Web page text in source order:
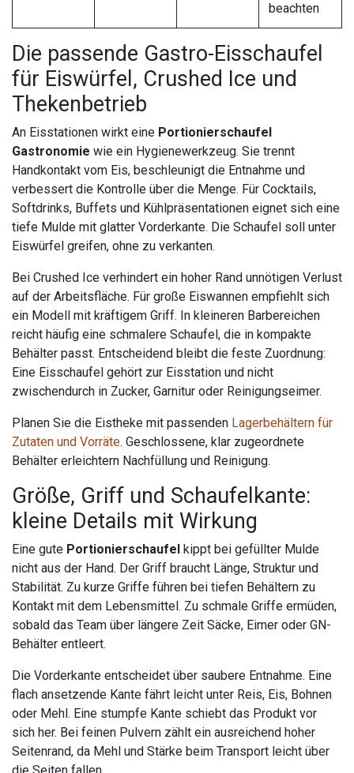
beachten
Die passende Gastro-Eisschaufel
für Eiswürfel, Crushed Ice und
Thekenbetrieb
An Eisstationen wirkt eine Portionierschaufel
Gastronomie wie ein Hygienewerkzeug. Sie trennt
Handkontakt vom Eis, beschleunigt die Entnahme und
verbessert die Kontrolle über die Menge. Für Cocktails,
Softdrinks, Buffets und Kühlpräsentationen eignet sich eine
tiefe Mulde mit glatter Vorderkante. Die Schaufel soll unter
Eiswürfel greifen, ohne zu verkanten.
Bei Crushed Ice verhindert ein hoher Rand unnötigen Verlust
auf der Arbeitsfläche. Für große Eiswannen empfiehlt sich
ein Modell mit kräftigem Griff. In kleineren Barbereichen
reicht häufig eine schmalere Schaufel, die in kompakte
Behälter passt. Entscheidend bleibt die feste Zuordnung:
Eine Eisschaufel gehört zur Eisstation und nicht
zwischendurch in Zucker, Garnitur oder Reinigungseimer.
Planen Sie die Eistheke mit passenden Lagerbehältern für
Zutaten und Vorräte. Geschlossene, klar zugeordnete
Behälter erleichtern Nachfüllung und Reinigung.
Größe, Griff und Schaufelkante:
kleine Details mit Wirkung
Eine gute Portionierschaufel kippt bei gefüllter Mulde
nicht aus der Hand. Der Griff braucht Länge, Struktur und
Stabilität. Zu kurze Griffe führen bei tiefen Behältern zu
Kontakt mit dem Lebensmittel. Zu schmale Griffe ermüden,
sobald das Team über längere Zeit Säcke, Eimer oder GN-
Behälter entleert.
Die Vorderkante entscheidet über saubere Entnahme. Eine
flach ansetzende Kante fährt leicht unter Reis, Eis, Bohnen
oder Mehl. Eine stumpfe Kante schiebt das Produkt vor
sich her. Bei feinen Pulvern zählt ein ausreichend hoher
Seitenrand, da Mehl und Stärke beim Transport leicht über